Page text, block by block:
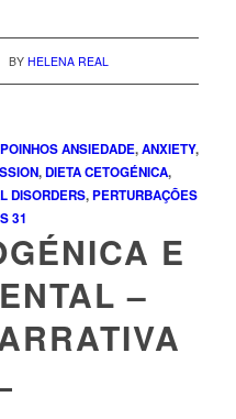
BYHELENA REAL
ANSIEDADE,ANXIETY,
,DIETA CETOGÉNICA,
DISORDERS,PERTURBAÇÕES
31
E
–